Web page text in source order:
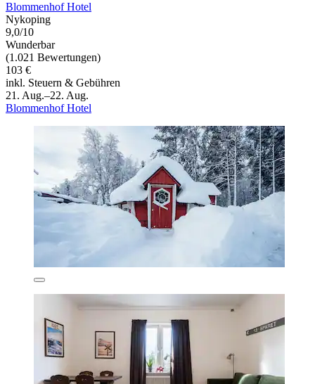
Blommenhof Hotel
Nykoping
9,0/10
Wunderbar
(1.021 Bewertungen)
103 €
inkl. Steuern & Gebühren
21. Aug.–22. Aug.
Blommenhof Hotel